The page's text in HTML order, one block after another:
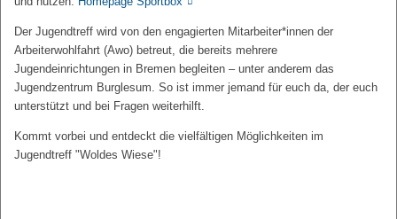
Der Jugendtreff wird von den engagierten Mitarbeiter*innen der
Arbeiterwohlfahrt (Awo) betreut, die bereits mehrere
Jugendeinrichtungen in Bremen begleiten – unter anderem das
Jugendzentrum Burglesum. So ist immer jemand für euch da, der euch
unterstützt und bei Fragen weiterhilft.
Kommt vorbei und entdeckt die vielfältigen Möglichkeiten im
Jugendtreff "Woldes Wiese"!